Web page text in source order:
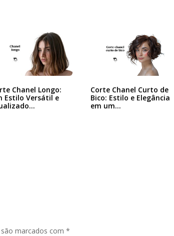
Chanel Longo:
Estilo Versátil e
Corte Chanel Curto de
Bico: Estilo e Elegância
em um…
marcados com*